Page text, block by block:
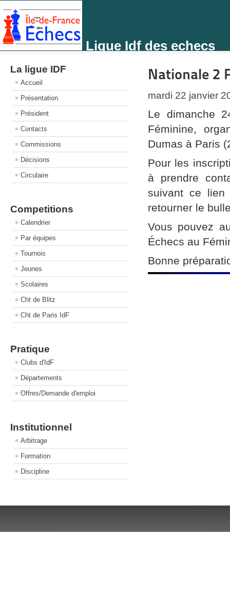
Ligue Idf des echecs
La ligue IDF
Accueil
Présentation
Président
Contacts
Commissions
Décisions
Circulaire
Competitions
Calendrier
Par équipes
Tournois
Jeunes
Scolaires
Cht de Blitz
Cht de Paris IdF
Pratique
Clubs d'IdF
Départements
Offres/Demande d'emploi
Institutionnel
Arbitrage
Formation
Discipline
Nationale 2
mardi 22 janvier
Le dimanche
Féminine,
Dumas à Paris
Pour les
à prendre
suivant ce
retourner le
Vous pouvez
Échecs au
Bonne